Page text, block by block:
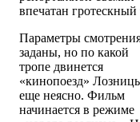
впечатан гротескный
Параметры
заданы, но по какой
тропе двинется
«кинопоезд»
еще неясно. Фильм
начинается в режиме